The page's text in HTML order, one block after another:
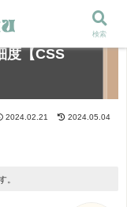
度【CSS
2024.02.21 2024.05.04
。
検索